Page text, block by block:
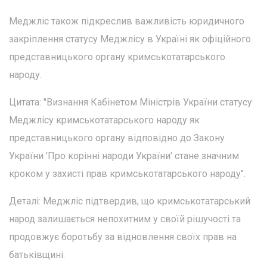
Меджліс також підкреслив важливість юридичного
закріплення статусу Меджлісу в Україні як офіційного
представницького органу кримськотатарського
народу.
Цитата: "Визнання Кабінетом Міністрів України статусу
Меджлісу кримськотатарського народу як
представницького органу відповідно до Закону
України 'Про корінні народи України' стане значним
кроком у захисті прав кримськотатарського народу".
Деталі: Меджліс підтвердив, що кримськотатарський
народ залишається непохитним у своїй рішучості та
продовжує боротьбу за відновлення своїх прав на
батьківщині.